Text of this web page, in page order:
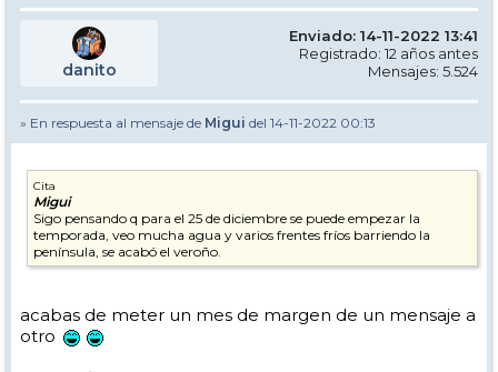
danito
Enviado: 14-11-2022 13:41
Registrado: 12 años antes
Mensajes: 5.524
» En respuesta al mensaje de Migui del 14-11-2022 00:13
Cita
Migui
Sigo pensando q para el 25 de diciembre se puede empezar la
temporada, veo mucha agua y varios frentes fríos barriendo la
península, se acabó el veroño.
acabas de meter un mes de margen de un mensaje a
otro